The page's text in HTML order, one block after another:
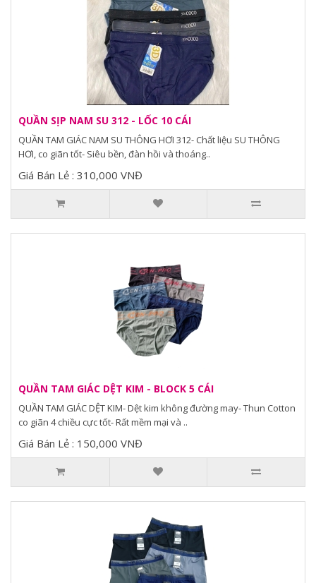
QUẦN SỊP NAM SU 312 - LỐC 10 CÁI
QUẦN TAM GIÁC NAM SU THÔNG HƠI 312- Chất liệu SU THÔNG
HƠI, co giãn tốt- Siêu bền, đàn hồi và thoáng..
Giá Bán Lẻ : 310,000 VNĐ
QUẦN TAM GIÁC DỆT KIM - BLOCK 5 CÁI
QUẦN TAM GIÁC DỆT KIM- Dệt kim không đường may- Thun Cotton
co giãn 4 chiều cực tốt- Rất mềm mại và ..
Giá Bán Lẻ : 150,000 VNĐ